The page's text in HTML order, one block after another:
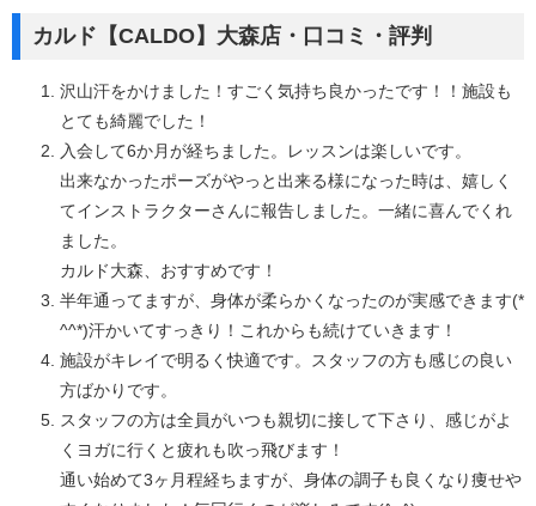
カルド【CALDO】大森店・口コミ・評判
沢山汗をかけました！すごく気持ち良かったです！！施設も
とても綺麗でした！
入会して6か月が経ちました。レッスンは楽しいです。
出来なかったポーズがやっと出来る様になった時は、嬉しく
てインストラクターさんに報告しました。一緒に喜んでくれ
ました。
カルド大森、おすすめです！
半年通ってますが、身体が柔らかくなったのが実感できます(*
^^*)汗かいてすっきり！これからも続けていきます！
施設がキレイで明るく快適です。スタッフの方も感じの良い
方ばかりです。
スタッフの方は全員がいつも親切に接して下さり、感じがよ
くヨガに行くと疲れも吹っ飛びます！
通い始めて3ヶ月程経ちますが、身体の調子も良くなり痩せや